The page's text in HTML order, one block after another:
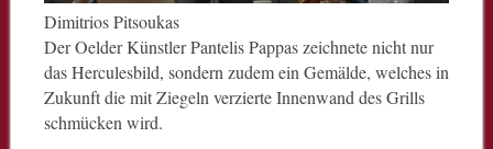
Dimitrios Pitsoukas
Der Oelder Künstler Pantelis Pappas zeichnete nicht nur
das Herculesbild, sondern zudem ein Gemälde, welches in
Zukunft die mit Ziegeln verzierte Innenwand des Grills
schmücken wird.